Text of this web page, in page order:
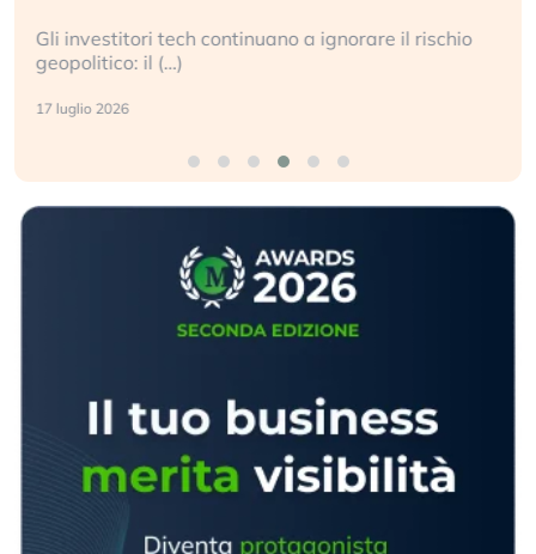
Gli investitori tech continuano a ignorare il rischio
geopolitico: il (…)
17 luglio 2026